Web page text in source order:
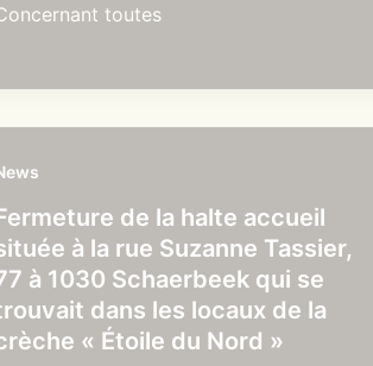
toutes
de la halte accueil
à la rue Suzanne Tassier,
à 1030 Schaerbeek qui se
dans les locaux de la
« Étoile du Nord »